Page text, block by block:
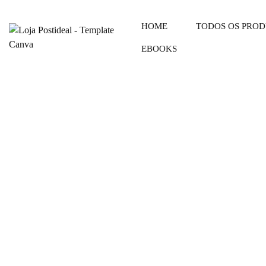
HOME TODOS OS
EBOOKS